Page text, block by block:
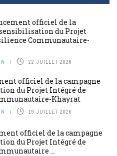
officiel de la
du Projet
Communautaire-
22 JUILLET 2026
officiel de la campagne
du Projet Intégré de
Khayrat
19 JUILLET 2026
officiel de la campagne
du Projet Intégré de
...